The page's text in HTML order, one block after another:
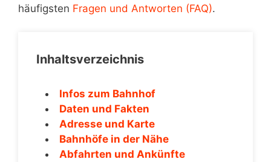
häufigsten Fragen und Antworten (FAQ).
Inhaltsverzeichnis
Infos zum Bahnhof
Daten und Fakten
Adresse und Karte
Bahnhöfe in der Nähe
Abfahrten und Ankünfte